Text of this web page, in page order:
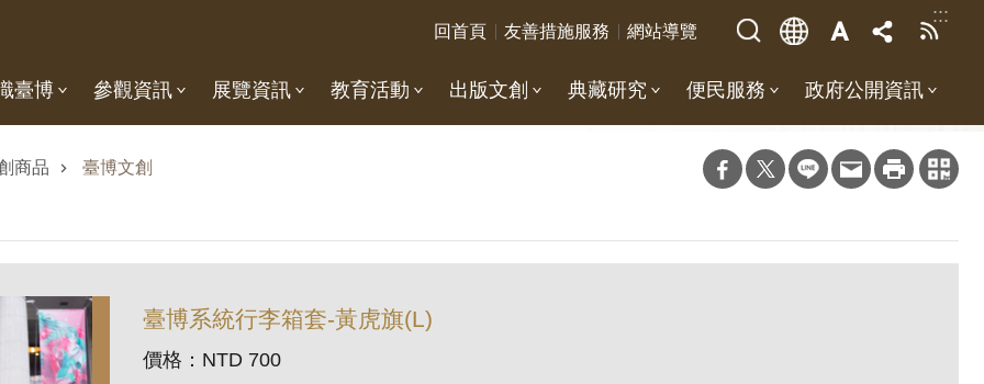
:::
回首頁 友善措施服務 網站導覽
臺博 參觀資訊 展覽資訊 教育活動 出版文創 典藏研究 便民服務 政府公開資訊
商品 臺博文創
臺博系統行李箱套-黃虎旗(L)
價格：NTD 700